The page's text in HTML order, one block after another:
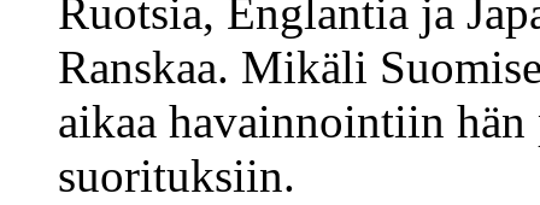
Ruotsia, Englantia ja
Ranskaa. Mikäli
aikaa havainnointiin
suorituksiin.